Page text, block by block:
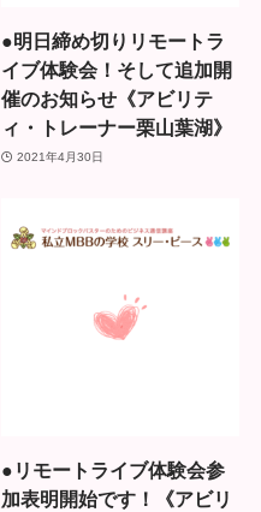
●明日締め切りリモートラ
イブ体験会！そして追加開
催のお知らせ《アビリテ
ィ・トレーナー栗山葉湖》
2021年4月30日
●リモートライブ体験会参
加表明開始です！《アビリ